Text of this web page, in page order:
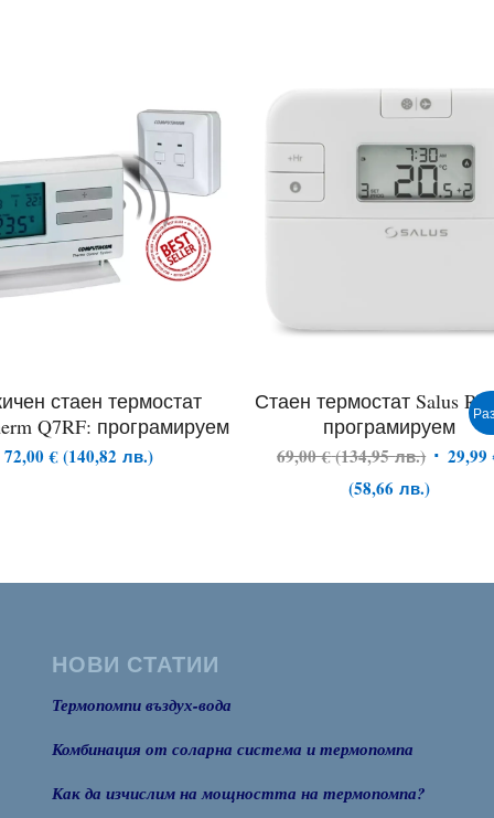
стаен термостат
Q7RF: програмируем
72,00€(140,82 лв.)
Стаен термостат Salus
програмируем
69,00€(134,95лв.) 29,99
(58,66лв.)
НОВИ СТАТИИ
Термопомпи въздух-вода
Комбинация от соларна система и термопомпа
Как да изчислим на мощността на термопомпа?